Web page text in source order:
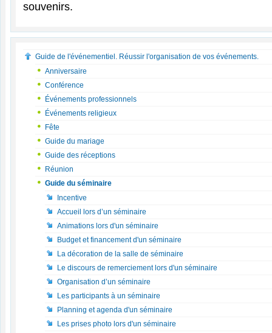
souvenirs.
Guide de l'événementiel. Réussir l'organisation de vos événements.
Anniversaire
Conférence
Événements professionnels
Événements religieux
Fête
Guide du mariage
Guide des réceptions
Réunion
Guide du séminaire
Incentive
Accueil lors d’un séminaire
Animations lors d'un séminaire
Budget et financement d'un séminaire
La décoration de la salle de séminaire
Le discours de remerciement lors d'un séminaire
Organisation d’un séminaire
Les participants à un séminaire
Planning et agenda d'un séminaire
Les prises photo lors d'un séminaire